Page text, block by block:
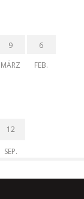
9
MÄRZ
6
FEB.
12
SEP.